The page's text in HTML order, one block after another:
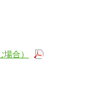
合）